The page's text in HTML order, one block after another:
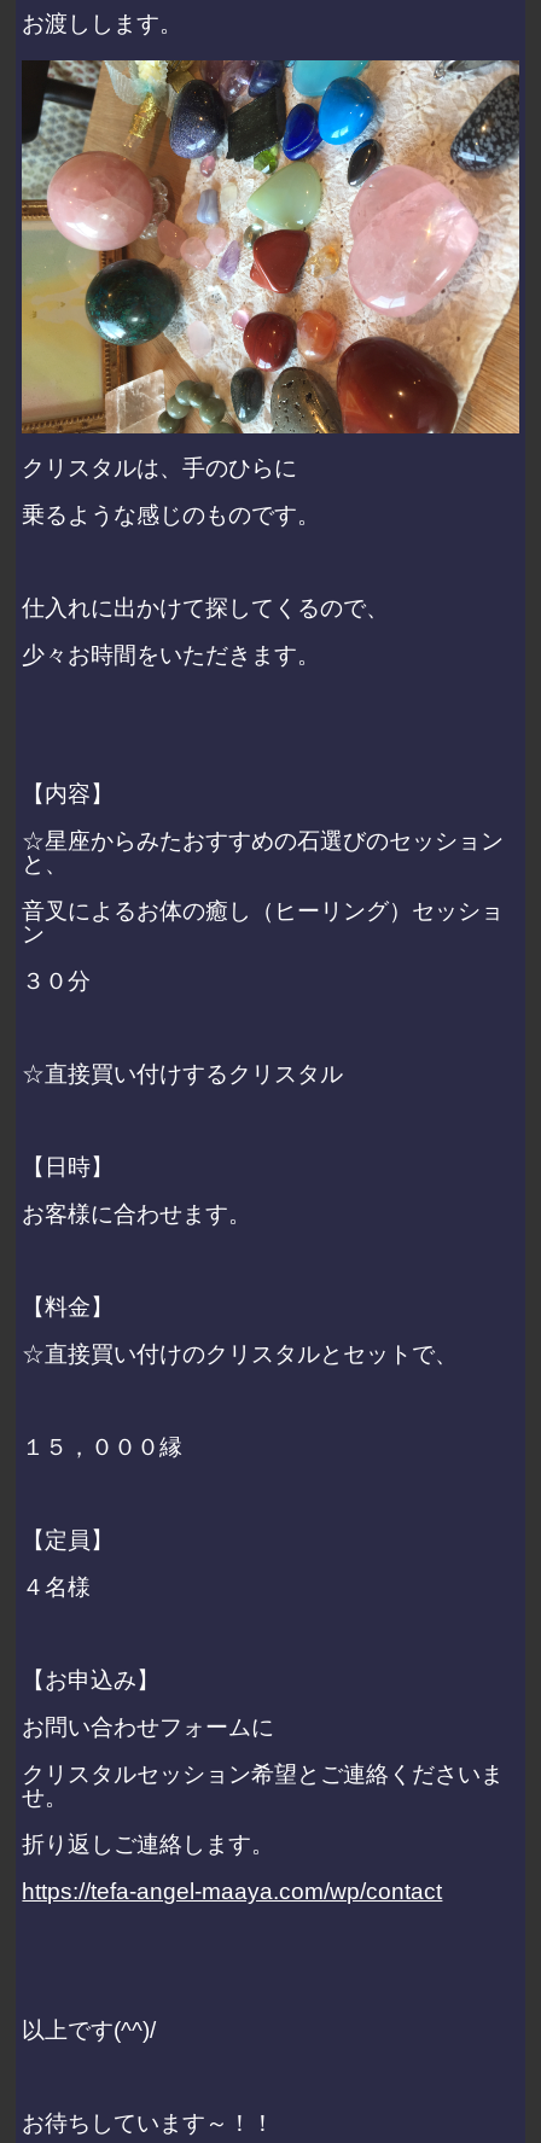
お渡しします。
クリスタルは、手のひらに
乗るような感じのものです。
仕入れに出かけて探してくるので、
少々お時間をいただきます。
【内容】
☆星座からみたおすすめの石選びのセッション
と、
音叉によるお体の癒し（ヒーリング）セッショ
ン
３０分
☆直接買い付けするクリスタル
【日時】
お客様に合わせます。
【料金】
☆直接買い付けのクリスタルとセットで、
１５，０００縁
【定員】
４名様
【お申込み】
お問い合わせフォームに
クリスタルセッション希望とご連絡くださいま
せ。
折り返しご連絡します。
https://tefa-angel-maaya.com/wp/contact
以上です(^^)/
お待ちしています～！！